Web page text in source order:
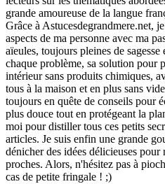
grande amoureuse de la langue
Grâce à Astucesdegrandmere.net,
aspects de ma personne avec ma
aïeules, toujours pleines de
chaque problème, sa solution pour
intérieur sans produits chimiques,
tous à la maison et en plus sans
toujours en quête de conseils pour
plus douce tout en protégeant la
moi pour distiller tous ces petits
articles. Je suis enfin une grande
dénicher des idées délicieuses pour
proches. Alors, n'hésitez pas à
cas de petite fringale ! ;)